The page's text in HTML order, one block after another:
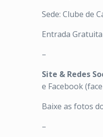
Sede: Clube de
Entrada Gratuita
–
Site & Redes
e Facebook
Baixe as fotos
–